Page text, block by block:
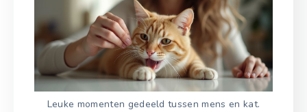
Leuke momenten gedeeld tussen mens en kat.